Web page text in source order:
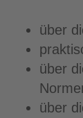
über
über
über